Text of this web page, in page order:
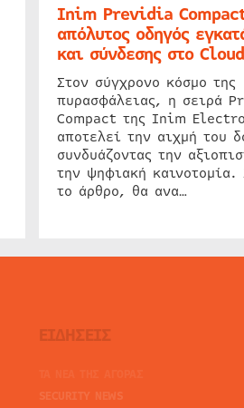
Inim Previdia
απόλυτος οδηγός
και σύνδεσης στο Cloud
Στον σύγχρονο κόσμο της
πυρασφάλειας, η σειρά
Compact της Inim
αποτελεί την αιχμή του
συνδυάζοντας την
την ψηφιακή καινοτομία.
το άρθρο, θα ανα…
ΕΙΔΗΣΕΙΣ
SECURITY NEWS